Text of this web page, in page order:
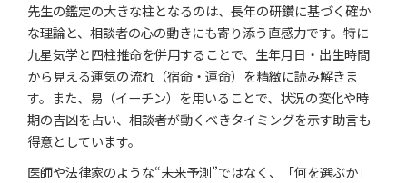
先生の鑑定の大きな柱となるのは、長年の研鑽に基づく確か
な理論と、相談者の心の動きにも寄り添う直感力です。特に
九星気学と四柱推命を併用することで、生年月日・出生時間
から見える運気の流れ（宿命・運命）を精緻に読み解きま
す。また、易（イーチン）を用いることで、状況の変化や時
期の吉凶を占い、相談者が動くべきタイミングを示す助言も
得意としています。
医師や法律家のような“未来予測”ではなく、「何を選ぶか」